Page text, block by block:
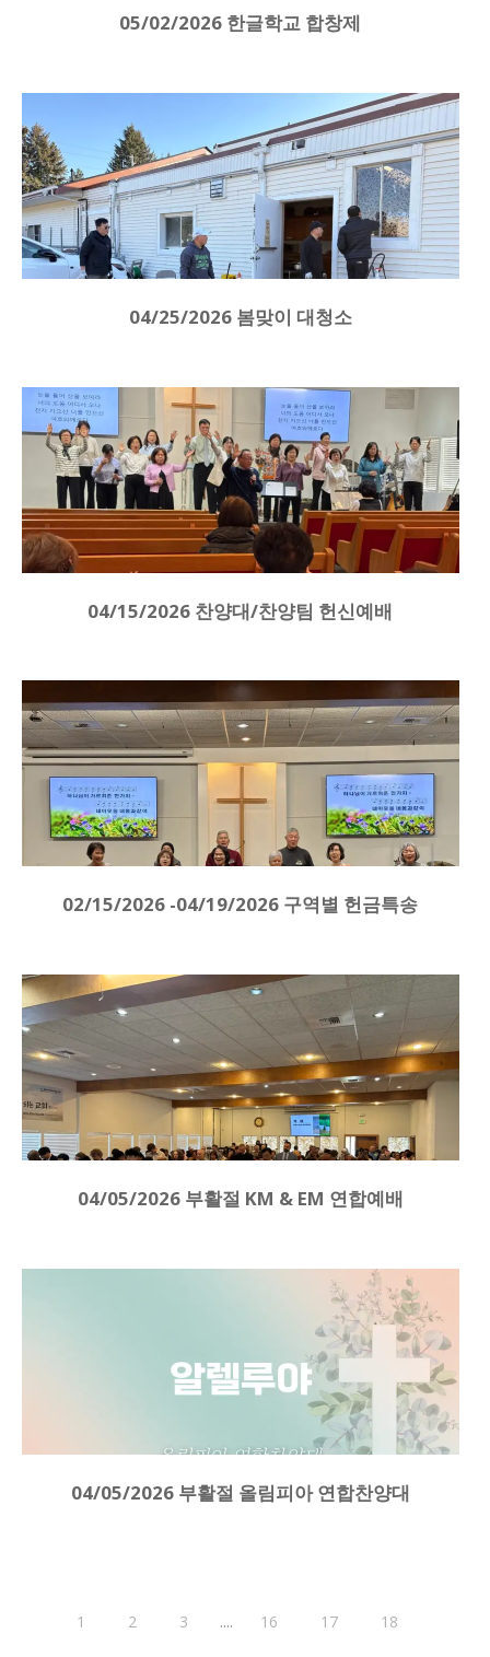
05/02/2026 한글학교 합창제
04/25/2026 봄맞이 대청소
04/15/2026 찬양대/찬양팀 헌신예배
02/15/2026 -04/19/2026 구역별 헌금특송
04/05/2026 부활절 KM & EM 연합예배
04/05/2026 부활절 올림피아 연합찬양대
1 2 3 .... 16 17 18